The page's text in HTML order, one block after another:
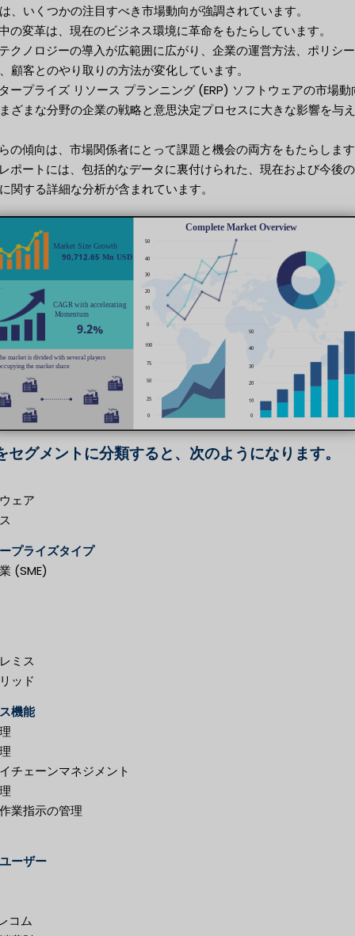
、いくつかの注目すべき市場動向が強調されています。
の変革は、現在のビジネス環境に革命をもたらしています。
クノロジーの導入が広範囲に広がり、企業の運営方法、ポリシ
顧客とのやり取りの方法が変化しています。
ープライズ リソース プランニング (ERP) ソフトウェアの市場動
ざまな分野の企業の戦略と意思決定プロセスに大きな影響を与
の傾向は、市場関係者にとって課題と機会の両方をもたらしま
ポートには、包括的なデータに裏付けられた、現在および今後
関する詳細な分析が含まれています。
セグメントに分類すると、次のようになります。
ェア
プライズタイプ
(SME)
ミス
ッド
機能
チェーンマネジメント
業指示の管理
ーザー
コム